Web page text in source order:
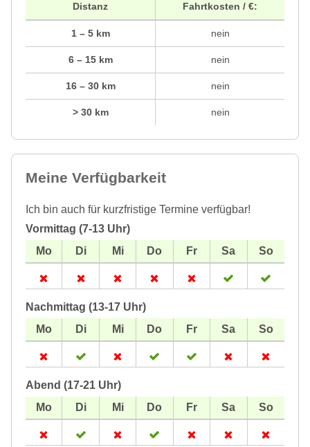
Distanz
1 – 5 km
6 – 15 km
16 – 30 km
> 30 km
Fahrtkosten / €:
nein
nein
nein
nein
Meine Verfügbarkeit
Ich bin auch für kurzfristige Termine verfügbar!
Vormittag (7-13 Uhr)
Nachmittag (13-17 Uhr)
Abend (17-21 Uhr)